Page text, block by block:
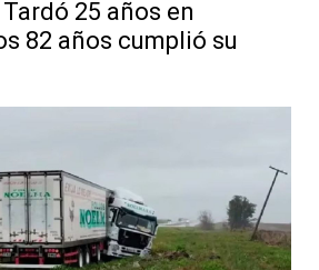
Tardó 25 años en
82 años cumplió su